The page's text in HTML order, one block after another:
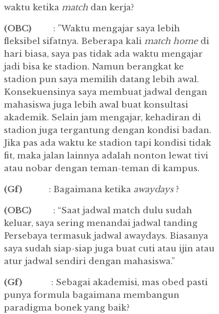
waktu ketika match dan kerja?
(OBC) : ”Waktu mengajar saya lebih
fleksibel sifatnya. Beberapa kali match home di
hari biasa, saya pas tidak ada waktu mengajar
jadi bisa ke stadion. Namun berangkat ke
stadion pun saya memilih datang lebih awal.
Konsekuensinya saya membuat jadwal dengan
mahasiswa juga lebih awal buat konsultasi
akademik. Selain jam mengajar, kehadiran di
stadion juga tergantung dengan kondisi badan.
Jika pas ada waktu ke stadion tapi kondisi tidak
fit, maka jalan lainnya adalah nonton lewat tivi
atau nobar dengan teman-teman di kampus.
(Gf) : Bagaimana ketika awaydays?
(OBC) : “Saat jadwal match dulu sudah
keluar, saya sering menandai jadwal tanding
Persebaya termasuk jadwal awaydays. Biasanya
saya sudah siap-siap juga buat cuti atau ijin atau
atur jadwal sendiri dengan mahasiswa.”
(Gf) : Sebagai akademisi, mas obed pasti
punya formula bagaimana membangun
paradigma bonek yang baik?